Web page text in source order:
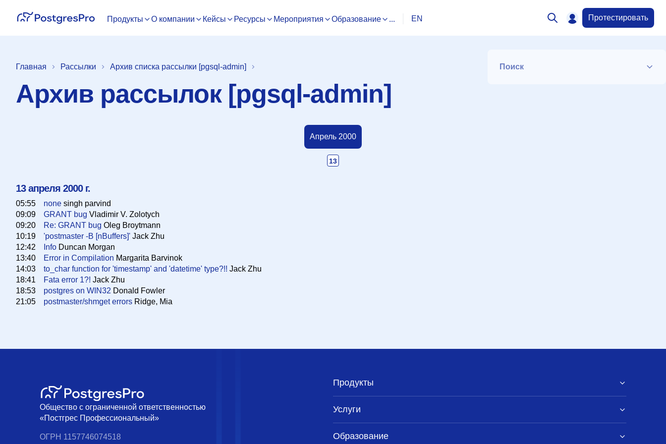
Продукты О компании Кейсы Ресурсы Мероприятия Образование ... EN Протестировать
Главная Рассылки Архив списка рассылки [pgsql-admin]
Архив рассылок [pgsql-admin]
Апрель 2000
13
Поиск
13 апреля 2000 г.
05:55 none singh parvind
09:09
GRANT bug Vladimir V. Zolotych
09:20
Re: GRANT bug Oleg Broytmann
10:19
'postmaster -B [nBuffers]' Jack Zhu
12:42
Info Duncan Morgan
13:40
Error in Compilation Margarita Barvinok
14:03
to_char function for 'timestamp' and 'datetime' type?!! Jack Zhu
18:41
Fata error 1?! Jack Zhu
18:53
postgres on WIN32 Donald Fowler
21:05
postmaster/shmget errors Ridge, Mia
Общество с ограниченной ответственностью
«Постгрес Профессиональный»
ОГРН 1157746074518
Продукты
Услуги
Образование